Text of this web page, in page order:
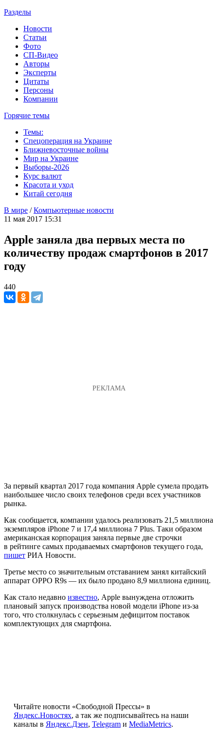
Разделы
Новости
Статьи
Фото
СП-Видео
Авторы
Эксперты
Цитаты
Персоны
Компании
Горячие темы
Темы:
Спецоперация на Украине
Ближневосточные войны
Мир на Украине
Выборы-2026
Курс валют
Красота и уход
Китай сегодня
В мире /Компьютерные новости
11 мая 2017 15:31
Apple заняла два первых места по
количеству продаж смартфонов в 2017
году
440
За первый квартал 2017 года компания Apple сумела продать
наибольшее число своих телефонов среди всех участников
рынка.
Как сообщается, компании удалось реализовать 21,5 миллиона
экземпляров iPhone 7 и 17,4 миллиона 7 Plus. Таки образом
американская корпорация заняла первые две строчки
в рейтинге самых продаваемых смартфонов текущего года,
пишет РИА Новости.
Третье место со значительным отставанием занял китайский
аппарат OPPO R9s — их было продано 8,9 миллиона единиц.
Как стало недавно известно, Apple вынуждена отложить
плановый запуск производства новой модели iPhone из-за
того, что столкнулась с серьезным дефицитом поставок
комплектующих для смартфона.
Читайте новости «Свободной Прессы» в
Яндекс.Новостях, а так же подписывайтесь на наши
каналы в Яндекс.Дзен, Telegram и MediaMetrics.